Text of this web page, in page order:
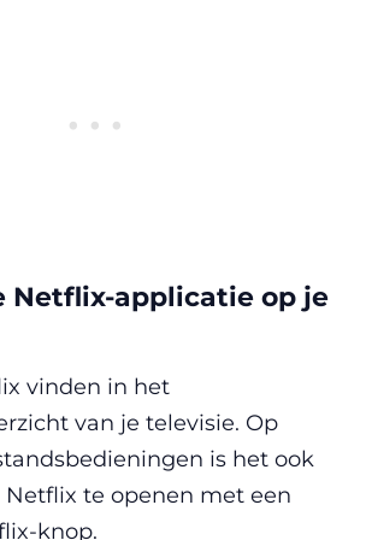
Netflix-applicatie op je
vinden in het
van je televisie. Op
is het ook
te openen met een
knop.